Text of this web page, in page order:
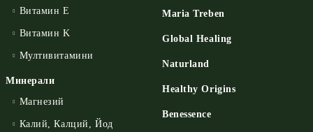
Витамин E
Витамин K
Мултивитамини
Минерали
Магнезий
Калий, Калций, Йод
Maria Treben
Global Healing
Naturland
Healthy Origins
Benessence